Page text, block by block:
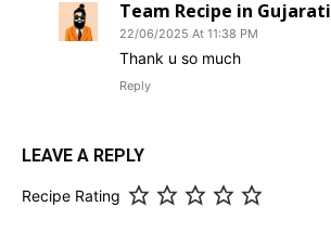
Team Recipe in Gujarati
22/06/2025 At 11:38 PM
Thank u so much
Reply
LEAVE A REPLY
Recipe Rating